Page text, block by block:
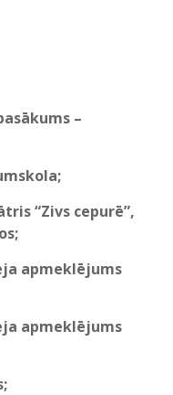
–
“Zivs cepurē”,
apmeklējums
apmeklējums